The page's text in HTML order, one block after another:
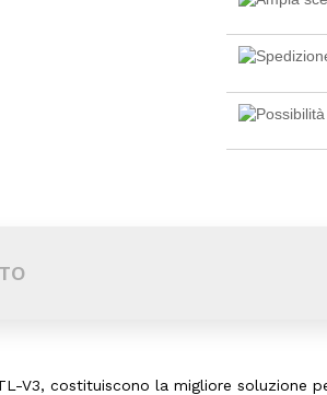
V3, costituiscono la migliore